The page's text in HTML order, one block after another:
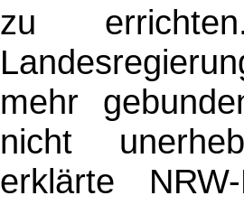
zu
mehr
nicht
erklärte